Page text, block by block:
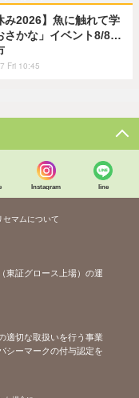
み2026】魚に触れて学
さかな」イベント8/8…
Fri 10:45
Instagram line
セマムについて
東証グロース上場）の運
適切な取扱いを行う事業
シーマークの付与認定を